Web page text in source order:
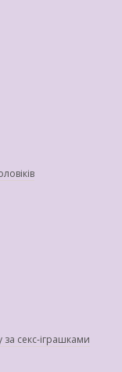
за секс-іграшками